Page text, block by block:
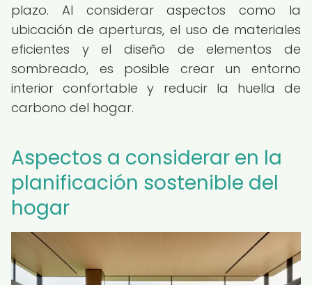
plazo. Al considerar aspectos como la
ubicación de aperturas, el uso de materiales
eficientes y el diseño de elementos de
sombreado, es posible crear un entorno
interior confortable y reducir la huella de
carbono del hogar.
Aspectos a considerar en la
planificación sostenible del
hogar